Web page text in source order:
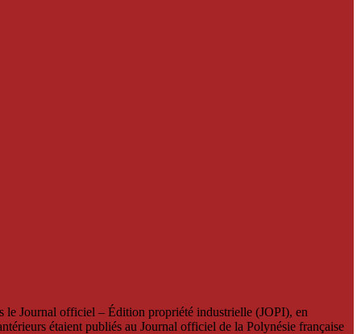
le Journal officiel – Édition propriété industrielle (JOPI), en
étaient publiés au Journal officiel de la Polynésie française